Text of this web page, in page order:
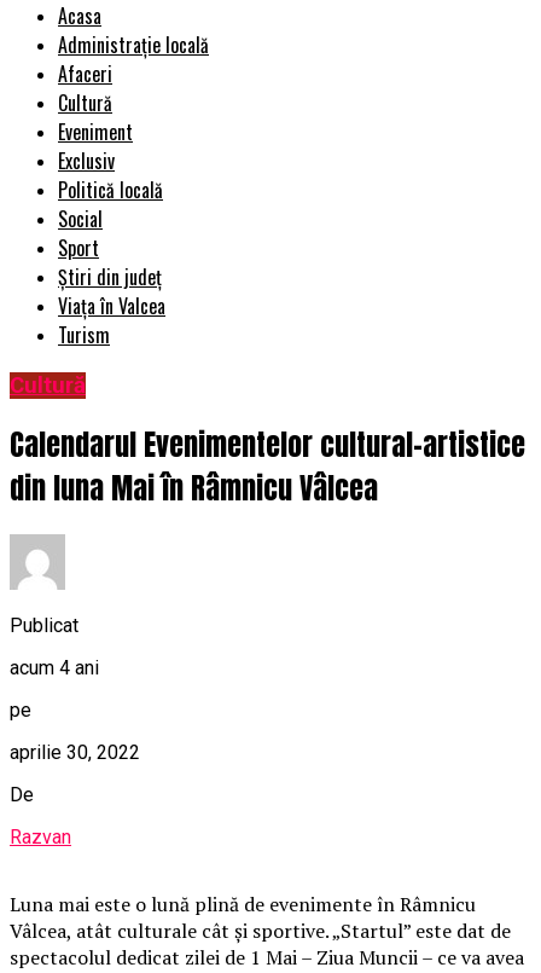
Acasa
Administrație locală
Afaceri
Cultură
Eveniment
Exclusiv
Politică locală
Social
Sport
Știri din județ
Viața în Valcea
Turism
Cultură
Calendarul Evenimentelor cultural-artistice
din luna Mai în Râmnicu Vâlcea
Publicat
acum 4 ani
pe
aprilie 30, 2022
De
Razvan
Luna mai este o lună plină de evenimente în Râmnicu
Vâlcea, atât culturale cât şi sportive. „Startul” este dat de
spectacolul dedicat zilei de 1 Mai – Ziua Muncii – ce va avea